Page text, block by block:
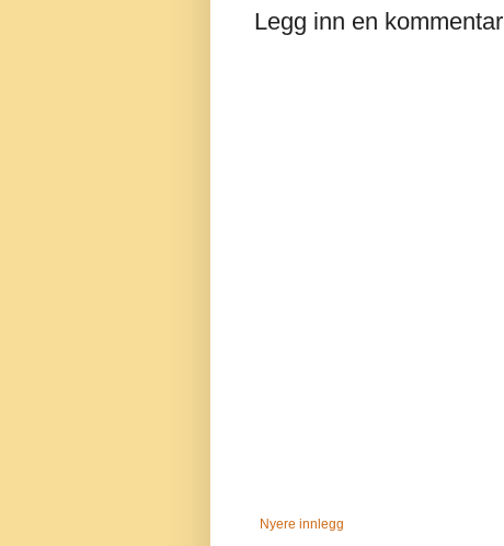
Legg inn en kommentar
Nyere innlegg